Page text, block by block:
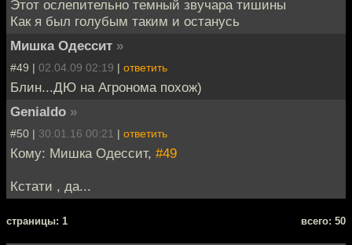
Этот ослепительно темный звучара тишины
Как я был голубым таким и останусь
Мишка Одессит »
#49 | 02.04.09 02:19 | ответить
Блин...ДЮ на Агронома похож)
Genialdo »
#50 | 30.01.16 00:21 | ответить
Кому: Мишка Одессит, #49
Кстати , да...
cтраницы: 1 всего: 50